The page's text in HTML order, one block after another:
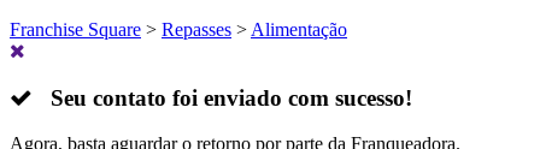
Franchise Square > Repasses > Alimentação
Seu contato foi enviado com sucesso!
Agora, basta aguardar o retorno por parte da Franqueadora.